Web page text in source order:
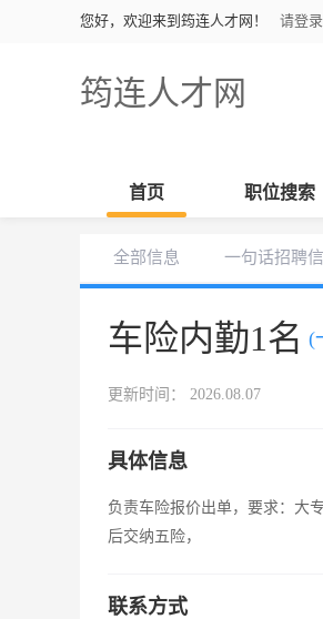
您好，欢迎来到筠连人才网！ 请登录
筠连人才网
首页 职位搜索
全部信息 一句话招聘
车险内勤1名 (
更新时间： 2026.08.07
具体信息
负责车险报价出单，要求：大
后交纳五险，
联系方式